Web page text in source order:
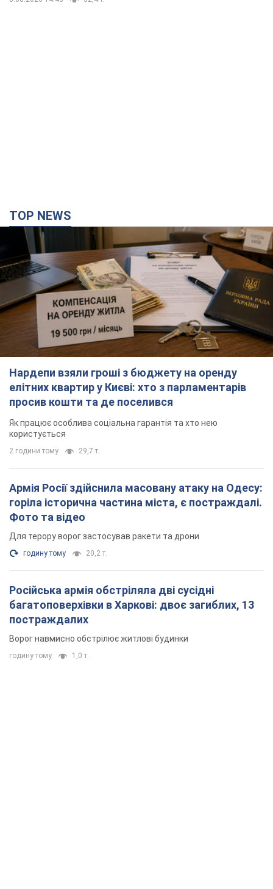
TOP NEWS
Нардепи взяли гроші з бюджету на оренду
елітних квартир у Києві: хто з парламентарів
просив кошти та де поселився
Як працює особлива соціальна гарантія та хто нею
користується
2 години тому 29,7 т.
Армія Росії здійснила масовану атаку на Одесу:
горіла історична частина міста, є постраждалі.
Фото та відео
Для терору ворог застосував ракети та дрони
годину тому 20,2 т.
Російська армія обстріляла дві сусідні
багатоповерхівки в Харкові: двоє загиблих, 13
постраждалих
Ворог навмисно обстрілює житлові будинки
годину тому 1,0 т.